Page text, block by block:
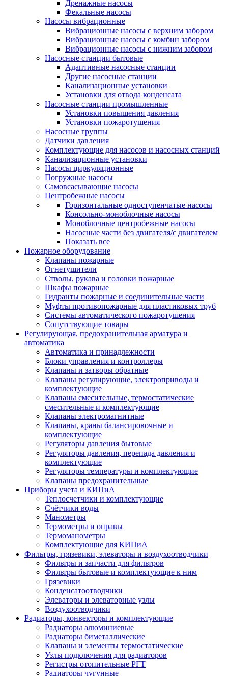
Дренажные насосы
Фекальные насосы
Насосы вибрационные
Вибрационные насосы с верхним забором
Вибрационные насосы с комбин забором
Вибрационные насосы с нижним забором
Насосные станции бытовые
Адаптивные насосные станции
Другие насосные станции
Канализационные установки
Установки для отвода конденсата
Насосные станции промышленные
Установки повышения давления
Установки пожаротушения
Насосные группы
Датчики давления
Комплектующие для насосов и насосных станций
Канализационные установки
Насосы циркуляционные
Погружные насосы
Самовсасывающие насосы
Центробежные насосы
Горизонтальные одноступенчатые насосы
Консольно-моноблочные насосы
Моноблочные центробежные насосы
Насосные части без двигателя/с двигателем
Показать все
Пожарное оборудование
Клапаны пожарные
Огнетушители
Стволы, рукава и головки пожарные
Шкафы пожарные
Гидранты пожарные и соединительные части
Муфты противопожарные для пластиковых труб
Системы автоматического пожаротушения
Сопутствующие товары
Регулирующая, предохранительная арматура и
автоматика
Автоматика и принадлежности
Блоки управления и контроллеры
Клапаны и затворы обратные
Клапаны регулирующие, электроприводы и
комплектующие
Клапаны смесительные, термостатические
смесительные и комплектующие
Клапаны электромагнитные
Клапаны, краны балансировочные и
комплектующие
Регуляторы давления бытовые
Регуляторы давления, перепада давления и
комплектующие
Регуляторы температуры и комплектующие
Клапаны предохранительные
Приборы учета и КИПиА
Теплосчетчики и комплектующие
Счётчики воды
Манометры
Термометры и оправы
Термоманометры
Комплектующие для КИПиА
Фильтры, грязевики, элеваторы и воздухоотводчики
Фильтры и запчасти для фильтров
Фильтры бытовые и комплектующие к ним
Грязевики
Конденсатоотводчики
Элеваторы и элеваторные узлы
Воздухоотводчики
Радиаторы, конвекторы и комплектующие
Радиаторы алюминиевые
Радиаторы биметаллические
Клапаны и элементы термостатические
Узлы подключения для радиаторов
Регистры отопительные РГТ
Радиаторы чугунные